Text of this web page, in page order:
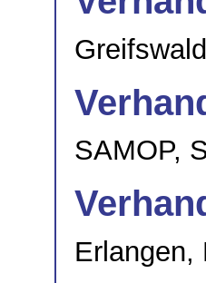
SAMOP,
Erlangen,